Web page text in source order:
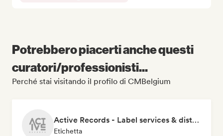
Potrebbero piacerti anche questi
curatori/professionisti...
Perché stai visitando il profilo di CMBelgium
Active Records - Label services & distribution
Etichetta